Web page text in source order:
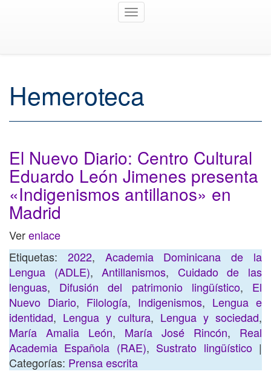
Toggle
Hemeroteca
El Nuevo Diario: Centro Cultural
Eduardo León Jimenes presenta
«Indigenismos antillanos» en
Madrid
Verenlace
Etiquetas: 2022, Academia Dominicana de la
Lengua (ADLE),Antillanismos, Cuidado de las
lenguas, Difusión del patrimonio lingüístico, El
Nuevo Diario, Filología, Indigenismos, Lengua e
identidad, Lengua y cultura, Lengua y sociedad,
María Amalia León, María José Rincón, Real
Academia Española (RAE), Sustrato lingüístico|
Categorías: Prensa escrita